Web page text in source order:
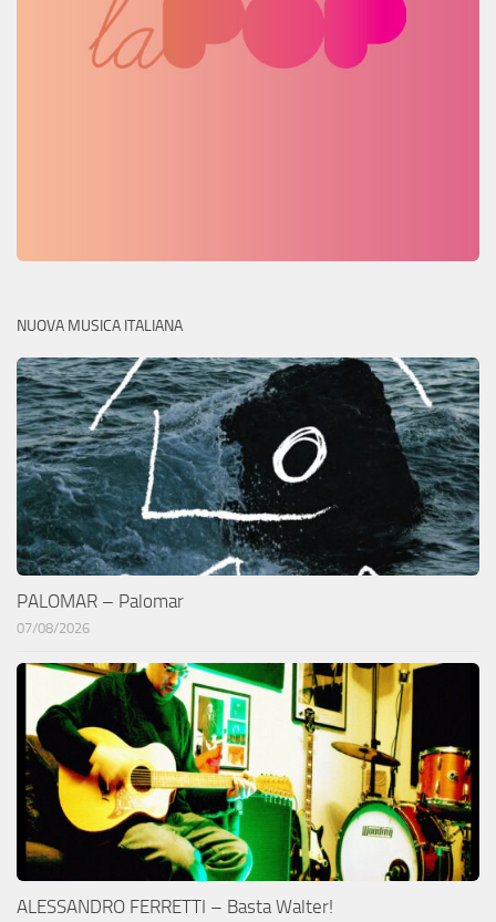
NUOVA MUSICA ITALIANA
PALOMAR – Palomar
07/08/2026
ALESSANDRO FERRETTI – Basta Walter!